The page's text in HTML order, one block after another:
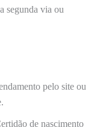
segunda via ou
pelo site ou
de nascimento